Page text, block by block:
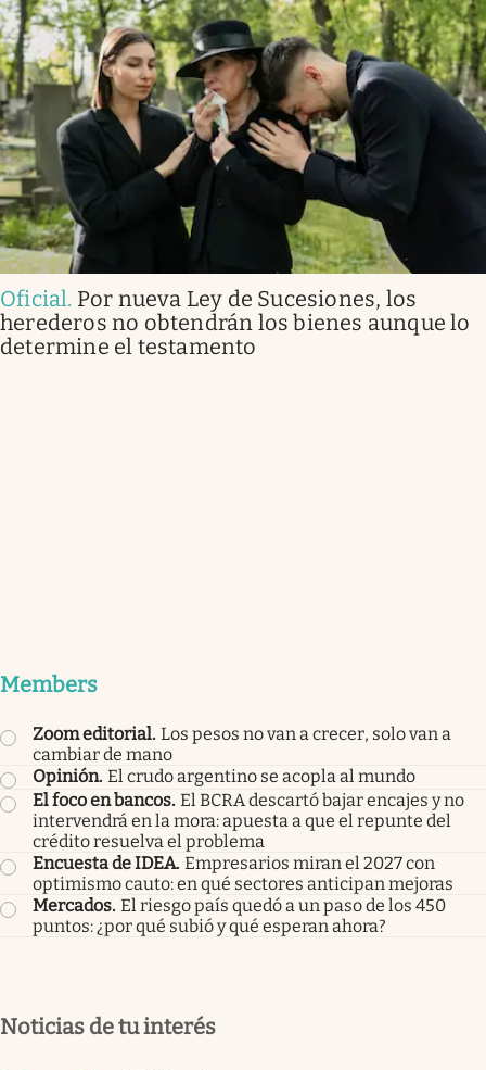
Oficial. Por nueva Ley de Sucesiones, los
herederos no obtendrán los bienes aunque lo
determine el testamento
Members
Zoom editorial. Los pesos no van a crecer, solo van a
cambiar de mano
Opinión. El crudo argentino se acopla al mundo
El foco en bancos. El BCRA descartó bajar encajes y no
intervendrá en la mora: apuesta a que el repunte del
crédito resuelva el problema
Encuesta de IDEA. Empresarios miran el 2027 con
optimismo cauto: en qué sectores anticipan mejoras
Mercados. El riesgo país quedó a un paso de los 450
puntos: ¿por qué subió y qué esperan ahora?
Noticias de tu interés